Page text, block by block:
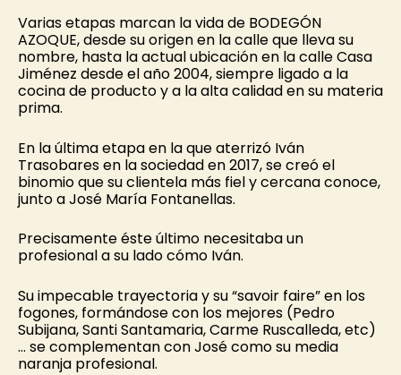
Varias etapas marcan la vida de BODEGÓN
AZOQUE, desde su origen en la calle que lleva su
nombre, hasta la actual ubicación en la calle Casa
Jiménez desde el año 2004, siempre ligado a la
cocina de producto y a la alta calidad en su materia
prima.
En la última etapa en la que aterrizó Iván
Trasobares en la sociedad en 2017, se creó el
binomio que su clientela más fiel y cercana conoce,
junto a José María Fontanellas.
Precisamente éste último necesitaba un
profesional a su lado cómo Iván.
Su impecable trayectoria y su “savoir faire” en los
fogones, formándose con los mejores (Pedro
Subijana, Santi Santamaria, Carme Ruscalleda, etc)
… se complementan con José como su media
naranja profesional.